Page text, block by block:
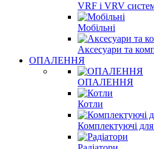
VRF і VRV
Мобільні
Аксесуари та
ОПАЛЕННЯ
ОПАЛЕННЯ
Котли
Комплектуючі для